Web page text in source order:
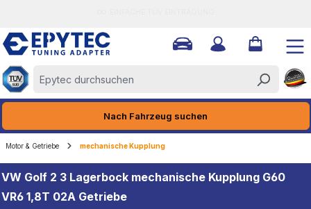
Nach Fahrzeug suchen
Motor & Getriebe mechanische Kupplung
VW Golf 2 3 Lagerbock mechanische Kupplung G60
VR6 1,8T 02A Getriebe